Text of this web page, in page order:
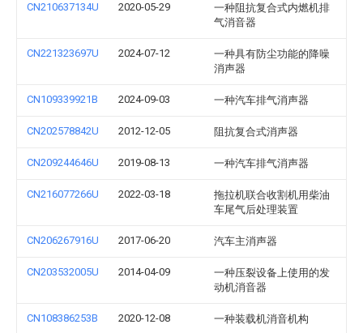
CN210637134U 2020-05-29
一种阻抗复合式内燃机排
气消音器
CN221323697U 2024-07-12
一种具有防尘功能的降噪
消声器
CN109339921B 2024-09-03 一种汽车排气消声器
CN202578842U 2012-12-05 阻抗复合式消声器
CN209244646U 2019-08-13 一种汽车排气消声器
CN216077266U 2022-03-18
拖拉机联合收割机用柴油
车尾气后处理装置
CN206267916U 2017-06-20 汽车主消声器
CN203532005U 2014-04-09
一种压裂设备上使用的发
动机消音器
CN108386253B 2020-12-08 一种装载机消音机构